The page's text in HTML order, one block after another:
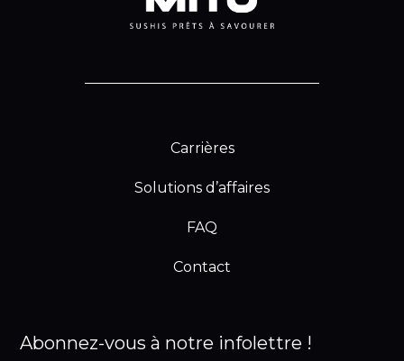
Carrières
Solutions d’affaires
FAQ
Contact
Abonnez-vous à notre infolettre !